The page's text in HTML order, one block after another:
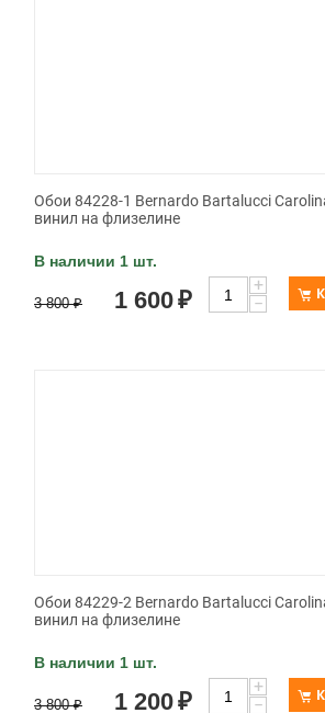
Обои 84228-1 Bernardo Bartalucci
винил на флизелине
В наличии 1 шт.
3 800 ₽ 1 600₽
+
−
Обои 84229-2 Bernardo Bartalucci
винил на флизелине
В наличии 1 шт.
3 800 ₽ 1 200₽
+
−